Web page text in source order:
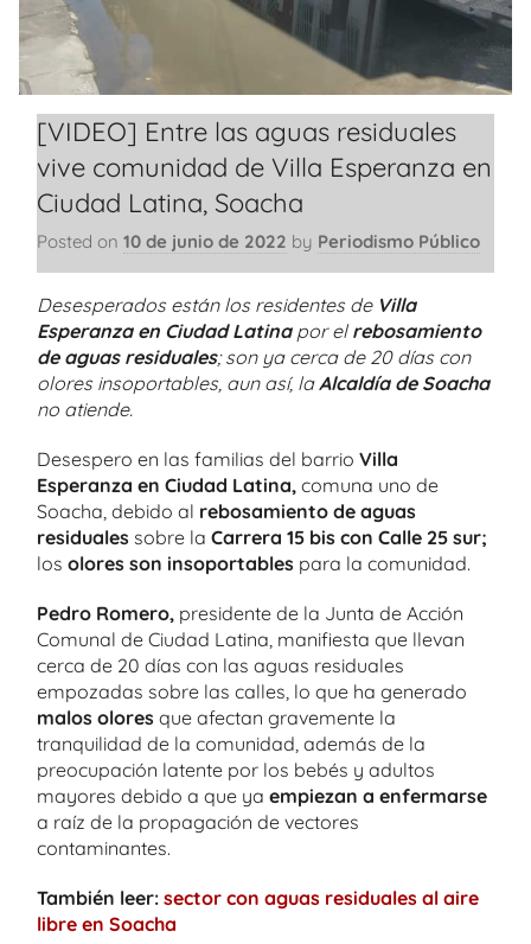
[VIDEO] Entre las aguas residuales
vive comunidad de Villa Esperanza en
Ciudad Latina, Soacha
Posted on 10 de junio de 2022 by Periodismo Público
Desesperados están los residentes de Villa
Esperanza en Ciudad Latinapor el rebosamiento
de aguas residuales; son ya cerca de 20 días con
olores insoportables, aun así, laAlcaldía de Soacha
no atiende.
Desespero en las familias del barrio Villa
Esperanza en Ciudad Latina, comuna uno de
Soacha, debido al rebosamiento de aguas
residuales sobre la Carrera 15 bis con Calle 25 sur;
los olores son insoportables para la comunidad.
Pedro Romero, presidente de la Junta de Acción
Comunal de Ciudad Latina, manifiesta que llevan
cerca de 20 días con las aguas residuales
empozadas sobre las calles, lo que ha generado
malos olores que afectan gravemente la
tranquilidad de la comunidad, además de la
preocupación latente por los bebés y adultos
mayores debido a que ya empiezan a enfermarse
a raíz de la propagación de vectores
contaminantes.
También leer: sector con aguas residuales al aire
libre en Soacha